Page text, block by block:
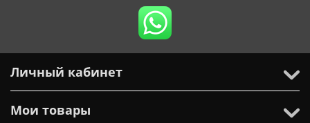
Личный кабинет
Мои товары